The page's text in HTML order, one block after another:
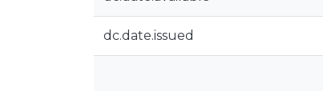
dc.date.issued